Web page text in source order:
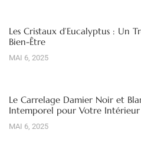
Les Cristaux d’Eucalyptus : Un
Bien-Être
MAI 6, 2025
Le Carrelage Damier Noir et
Intemporel pour Votre Intérieur
MAI 6, 2025